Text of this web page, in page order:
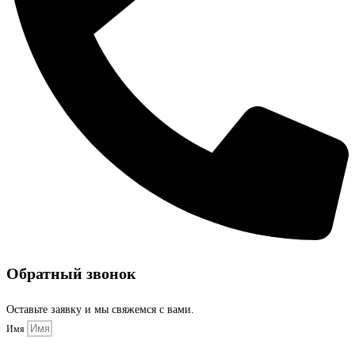
Обратный звонок
Оставьте заявку и мы свяжемся с вами.
Имя